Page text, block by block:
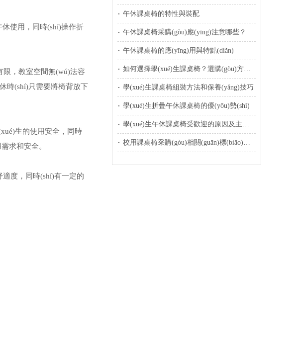
，同時(shí)操作折
限，教室空間無(wú)法容
休時(shí)只需要將椅背放下
生的使用安全，同時
和安全。
度，同時(shí)有一定的
午休課桌椅的特性與裝配
午休課桌椅采購(gòu)應(yīng)注意哪些？
午休課桌椅的應(yīng)用與特點(diǎn)
如何選擇學(xué)生課桌椅？選購(gòu)方法及技巧
學(xué)生課桌椅組裝方法和保養(yǎng)技巧
學(xué)生折疊午休課桌椅的優(yōu)勢(shì)
學(xué)生午休課桌椅受歡迎的原因及主要功能
校用課桌椅采購(gòu)相關(guān)標(biāo)準(zhǔn)及相關(guān)安全性要求